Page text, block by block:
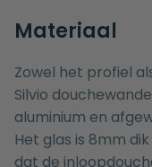
Materiaal
Zowel het profiel
Silvio
aluminium en
Het glas is 8mm
dat de